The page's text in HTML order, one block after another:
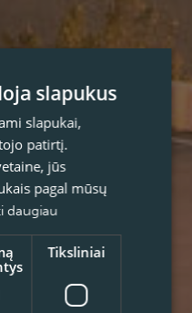
slapukus
slapukai,
patirtį.
jūs
pagal mūsų
daugiau
Tiksliniai